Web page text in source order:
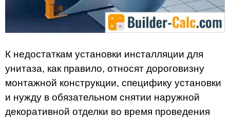
К недостаткам установки инсталляции для
унитаза, как правило, относят дороговизну
монтажной конструкции, специфику установки
и нужду в обязательном снятии наружной
декоративной отделки во время проведения